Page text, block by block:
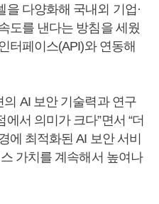
다양화해 국내외 기업·
도를 낸다는 방침을 세웠
터페이스(API)와 연동해
의 AI 보안 기술력과 연구
서 의미가 크다”면서 “더
에 최적화된 AI 보안 서비
가치를 계속해서 높여나